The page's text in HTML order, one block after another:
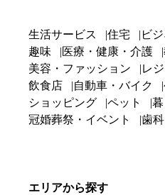
生活サービス 住宅 ビ
趣味
医療・健康・介護
美容・ファッション
レ
飲食店
自動車・バイク
ショッピング
ペット
冠婚葬祭・イベント
歯科
エリアから探す